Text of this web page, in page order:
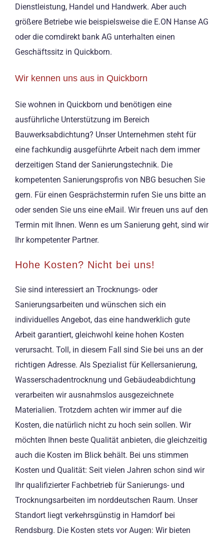
Dienstleistung, Handel und Handwerk. Aber auch
größere Betriebe wie beispielsweise die E.ON Hanse AG
oder die comdirekt bank AG unterhalten einen
Geschäftssitz in Quickborn.
Wir kennen uns aus in Quickborn
Sie wohnen in Quickborn und benötigen eine
ausführliche Unterstützung im Bereich
Bauwerksabdichtung? Unser Unternehmen steht für
eine fachkundig ausgeführte Arbeit nach dem immer
derzeitigen Stand der Sanierungstechnik. Die
kompetenten Sanierungsprofis von NBG besuchen Sie
gern. Für einen Gesprächstermin rufen Sie uns bitte an
oder senden Sie uns eine eMail. Wir freuen uns auf den
Termin mit Ihnen. Wenn es um Sanierung geht, sind wir
Ihr kompetenter Partner.
Hohe Kosten? Nicht bei uns!
Sie sind interessiert an Trocknungs- oder
Sanierungsarbeiten und wünschen sich ein
individuelles Angebot, das eine handwerklich gute
Arbeit garantiert, gleichwohl keine hohen Kosten
verursacht. Toll, in diesem Fall sind Sie bei uns an der
richtigen Adresse. Als Spezialist für Kellersanierung,
Wasserschadentrocknung und Gebäudeabdichtung
verarbeiten wir ausnahmslos ausgezeichnete
Materialien. Trotzdem achten wir immer auf die
Kosten, die natürlich nicht zu hoch sein sollen. Wir
möchten Ihnen beste Qualität anbieten, die gleichzeitig
auch die Kosten im Blick behält. Bei uns stimmen
Kosten und Qualität: Seit vielen Jahren schon sind wir
Ihr qualifizierter Fachbetrieb für Sanierungs- und
Trocknungsarbeiten im norddeutschen Raum. Unser
Standort liegt verkehrsgünstig in Hamdorf bei
Rendsburg. Die Kosten stets vor Augen: Wir bieten